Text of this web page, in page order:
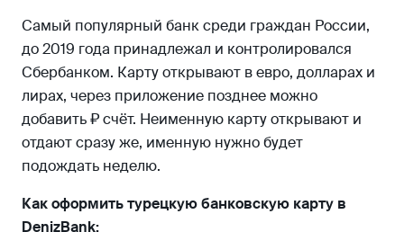
Самый популярный банк среди граждан России,
до 2019 года принадлежал и контролировался
Сбербанком. Карту открывают в евро, долларах и
лирах, через приложение позднее можно
добавить ₽ счёт. Неименную карту открывают и
отдают сразу же, именную нужно будет
подождать неделю.
Как оформить турецкую банковскую карту в
DenizBank: